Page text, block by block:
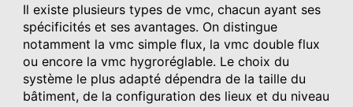
Il existe plusieurs types de vmc, chacun ayant ses
spécificités et ses avantages. On distingue
notamment la vmc simple flux, la vmc double flux
ou encore la vmc hygroréglable. Le choix du
système le plus adapté dépendra de la taille du
bâtiment, de la configuration des lieux et du niveau